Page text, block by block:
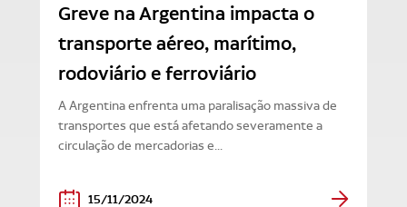
Greve na Argentina impacta o
transporte aéreo, marítimo,
rodoviário e ferroviário
A Argentina enfrenta uma paralisação massiva de
transportes que está afetando severamente a
circulação de mercadorias e...
15/11/2024